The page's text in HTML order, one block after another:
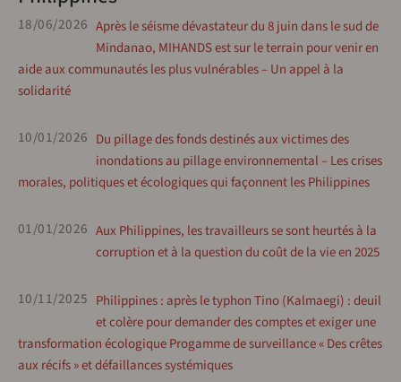
18/06/2026 Après le séisme dévastateur du 8 juin dans le sud de
Mindanao, MIHANDS est sur le terrain pour venir en
aide aux communautés les plus vulnérables – Un appel à la
solidarité
10/01/2026 Du pillage des fonds destinés aux victimes des
inondations au pillage environnemental – Les crises
morales, politiques et écologiques qui façonnent les Philippines
01/01/2026 Aux Philippines, les travailleurs se sont heurtés à la
corruption et à la question du coût de la vie en 2025
10/11/2025 Philippines : après le typhon Tino (Kalmaegi) : deuil
et colère pour demander des comptes et exiger une
transformation écologique Progamme de surveillance « Des crêtes
aux récifs » et défaillances systémiques